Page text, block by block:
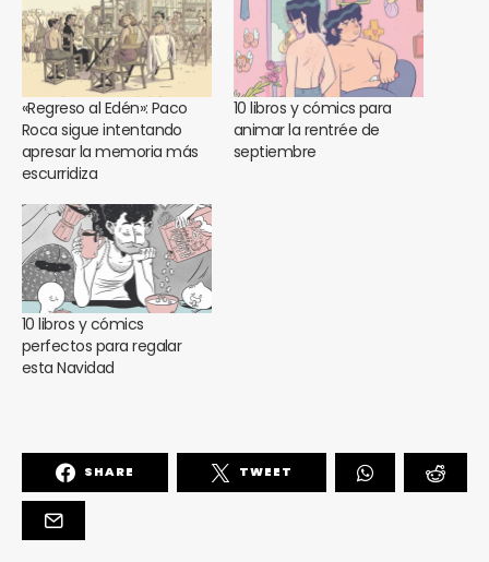
«Regreso al Edén»: Paco
Roca sigue intentando
apresar la memoria más
escurridiza
10 libros y cómics para
animar la rentrée de
septiembre
10 libros y cómics
perfectos para regalar
esta Navidad
SHARE TWEET